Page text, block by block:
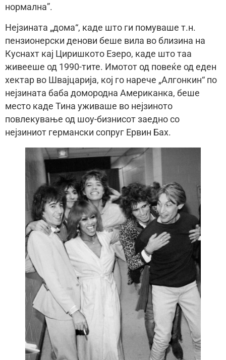
нормална”.
Нејзината „дома“, каде што ги помуваше т.н.
пензионерски денови беше вила во близина на
Куснахт кај Циришкото Езеро, каде што таа
живееше од 1990-тите. Имотот од повеќе од еден
хектар во Швајцарија, кој го нарече „Алгонкин“ по
нејзината баба домородна Американка, беше
место каде Тина уживаше во нејзиното
повлекување од шоу-бизнисот заедно со
нејзиниот германски сопруг Ервин Бах.